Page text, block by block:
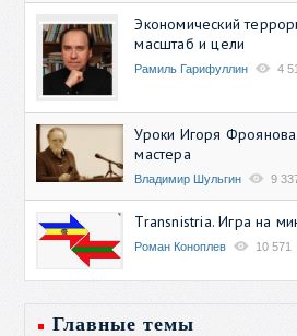
Экономический
масштаб и цели
Рамиль Гарифуллин 4
Уроки Игоря
мастера
Владимир Шульгин 9
Transnistria. Игра на
Роман Коноплев 10 571
Главные темы